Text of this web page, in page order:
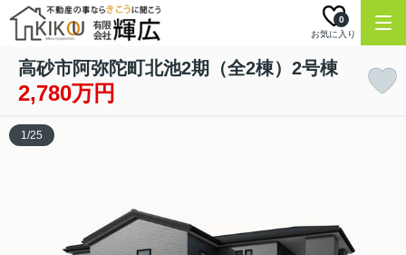
お気に入り
0
高砂市阿弥陀町北池2期（全2棟）2号棟
2,780万円
1/25